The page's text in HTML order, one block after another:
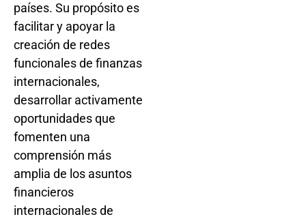
países. Su propósito es
facilitar y apoyar la
creación de redes
funcionales de finanzas
internacionales,
desarrollar activamente
oportunidades que
fomenten una
comprensión más
amplia de los asuntos
financieros
internacionales de